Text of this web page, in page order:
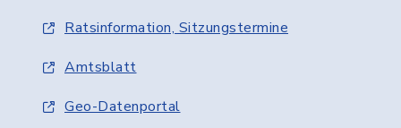
Ratsinformation, Sitzungstermine
Amtsblatt
Geo-Datenportal